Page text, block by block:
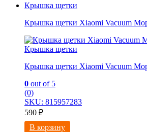
Крышка щетки
Крышка щетки Xiaomi Vacuum
Крышка щетки
Крышка щетки Xiaomi Vacuum
0 out of 5
(0)
SKU: 815957283
590 ₽
В корзину